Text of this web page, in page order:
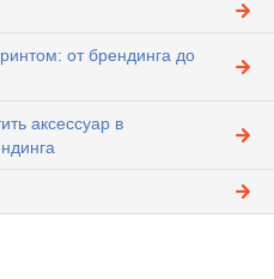
от брендинга до
аксессуар в